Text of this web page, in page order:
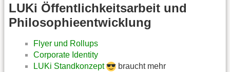
LUKi Öffentlichkeitsarbeit und
Philosophieentwicklung
Flyer und Rollups
Corporate Identity
LUKi Standkonzept
braucht mehr